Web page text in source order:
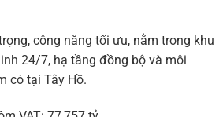
công năng tối ưu, nằm trong khu
24/7, hạ tầng đồng bộ và môi
có tại Tây Hồ.